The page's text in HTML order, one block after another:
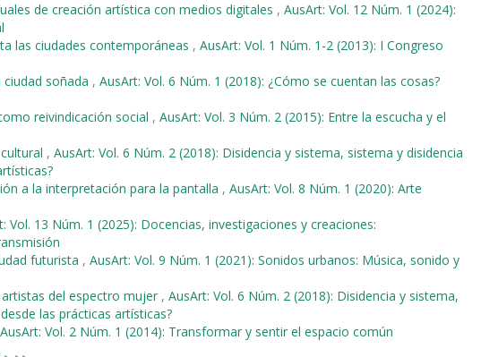
de creación artística con medios digitales , AusArt: Vol. 12 Núm. 1 (2024):
las ciudades contemporáneas , AusArt: Vol. 1 Núm. 1-2 (2013): I Congreso
soñada , AusArt: Vol. 6 Núm. 1 (2018): ¿Cómo se cuentan las cosas?
reivindicación social , AusArt: Vol. 3 Núm. 2 (2015): Entre la escucha y el
, AusArt: Vol. 6 Núm. 2 (2018): Disidencia y sistema, sistema y disidencia
a la interpretación para la pantalla , AusArt: Vol. 8 Núm. 1 (2020): Arte
Vol. 13 Núm. 1 (2025): Docencias, investigaciones y creaciones:
futurista , AusArt: Vol. 9 Núm. 1 (2021): Sonidos urbanos: Música, sonido y
del espectro mujer , AusArt: Vol. 6 Núm. 2 (2018): Disidencia y sistema,
las prácticas artísticas?
AusArt: Vol. 2 Núm. 1 (2014): Transformar y sentir el espacio común